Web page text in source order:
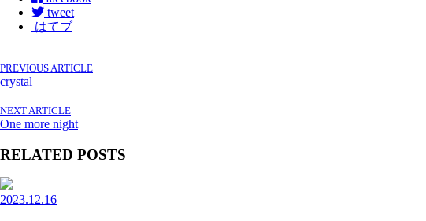
tweet
はてブ
PREVIOUS ARTICLE
crystal
NEXT ARTICLE
One more night
RELATED POSTS
2023.12.16